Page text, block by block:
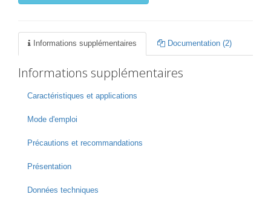
Informations supplémentaires Documentation (2)
Informations supplémentaires
Caractéristiques et applications
Mode d'emploi
Précautions et recommandations
Présentation
Données techniques